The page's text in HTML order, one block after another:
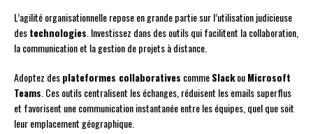
L’agilité organisationnelle repose en grande partie sur l’utilisation judicieuse
destechnologies . Investissez dans des outils qui facilitent la collaboration,
la communication et la gestion de projets à distance.
Adoptez desplateformes collaboratives commeSlackouMicrosoft
Teams . Ces outils centralisent les échanges, réduisent les emails superflus
et favorisent une communication instantanée entre les équipes, quel que soit
leur emplacement géographique.